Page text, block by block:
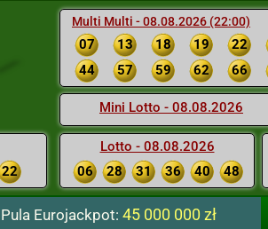
Multi Multi - 08.08.2026 (22:00)
07 13 18 19 22
44
57 59 62 66
Mini Lotto - 08.08.2026
Lotto - 08.08.2026
06
28 31 36 40 48
22
PulaEurojackpot: 45 000 000 zł